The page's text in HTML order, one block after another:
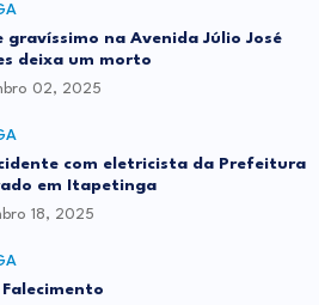
gravíssimo na Avenida Júlio José
deixa um morto
02, 2025
com eletricista da Prefeitura
em Itapetinga
18, 2025